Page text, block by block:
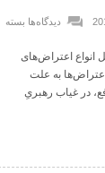
دیدگاه‌ها بسته
انواع اعتراض‌های
بسیار بالاست. ۲. این اعتراض‌ها به علت
در غیاب رهبریِ